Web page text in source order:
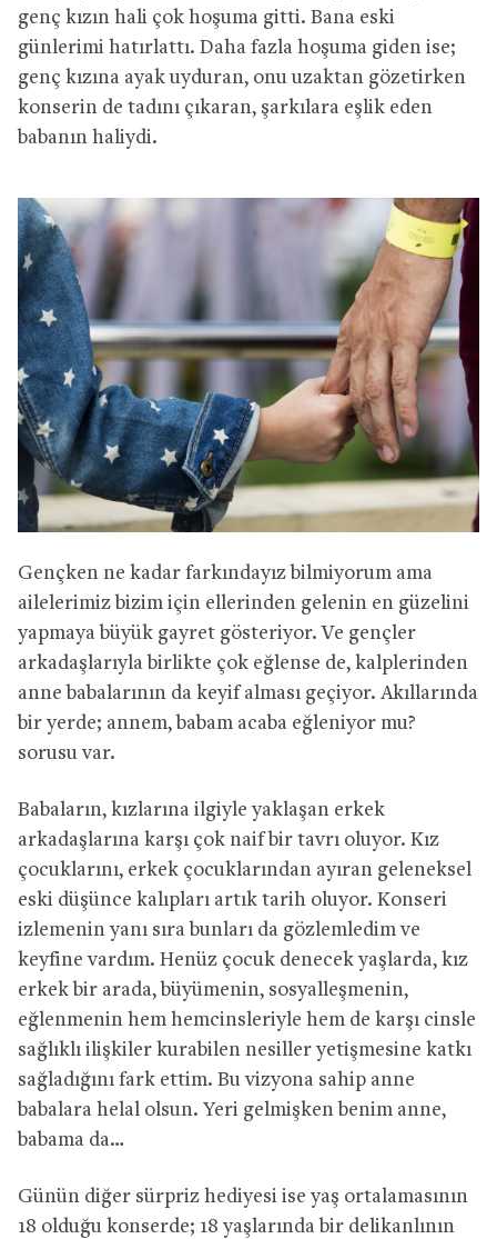
genç kızın hali çok hoşuma gitti. Bana eski
günlerimi hatırlattı. Daha fazla hoşuma giden ise;
genç kızına ayak uyduran, onu uzaktan gözetirken
konserin de tadını çıkaran, şarkılara eşlik eden
babanın haliydi.
Gençken ne kadar farkındayız bilmiyorum ama
ailelerimiz bizim için ellerinden gelenin en güzelini
yapmaya büyük gayret gösteriyor. Ve gençler
arkadaşlarıyla birlikte çok eğlense de, kalplerinden
anne babalarının da keyif alması geçiyor. Akıllarında
bir yerde; annem, babam acaba eğleniyor mu?
sorusu var.
Babaların, kızlarına ilgiyle yaklaşan erkek
arkadaşlarına karşı çok naif bir tavrı oluyor. Kız
çocuklarını, erkek çocuklarından ayıran geleneksel
eski düşünce kalıpları artık tarih oluyor. Konseri
izlemenin yanı sıra bunları da gözlemledim ve
keyfine vardım. Henüz çocuk denecek yaşlarda, kız
erkek bir arada, büyümenin, sosyalleşmenin,
eğlenmenin hem hemcinsleriyle hem de karşı cinsle
sağlıklı ilişkiler kurabilen nesiller yetişmesine katkı
sağladığını fark ettim. Bu vizyona sahip anne
babalara helal olsun. Yeri gelmişken benim anne,
babama da…
Günün diğer sürpriz hediyesi ise yaş ortalamasının
18 olduğu konserde; 18 yaşlarında bir delikanlının